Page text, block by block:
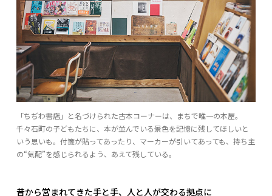
「ちぢわ書店」と名づけられた古本コーナーは、まちで唯一の本屋。
千々石町の子どもたちに、本が並んでいる景色を記憶に残してほしいと
いう思いも。付箋が貼ってあったり、マーカーが引いてあっても、持ち主
の“気配”を感じられるよう、あえて残している。
昔から営まれてきた手と手、人と人が交わる拠点に